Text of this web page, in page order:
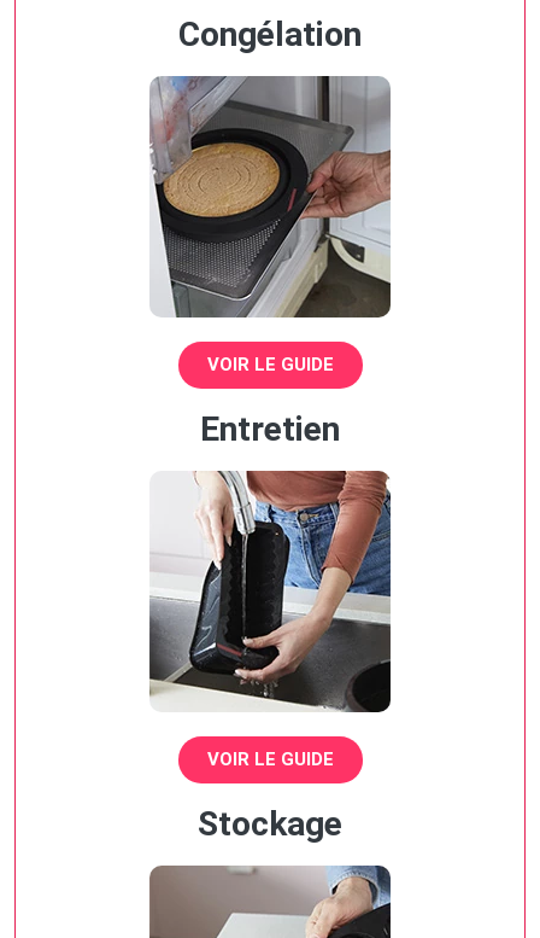
Congélation
VOIR LE GUIDE
Entretien
VOIR LE GUIDE
Stockage